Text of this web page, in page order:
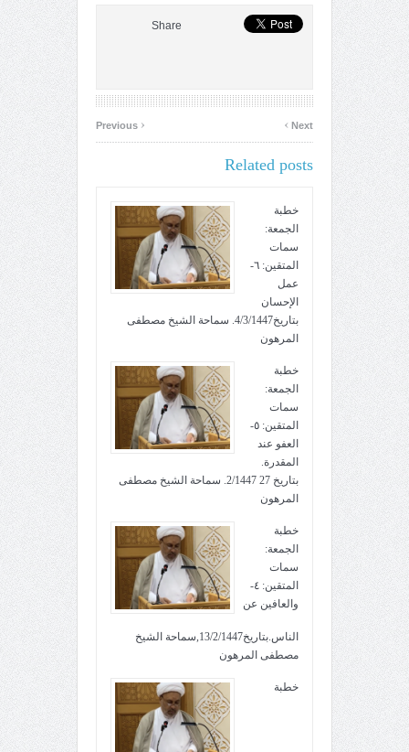
Share
‹ Next
›
Related posts
خطبة
الجمعة:
سمات
المتقين: ٦-
عمل
الإحسان
بتاريخ4/3/1447. سماحة الشيخ مصطفى
المرهون
خطبة
الجمعة:
سمات
المتقين: ٥-
العفو عند
المقدرة.
بتاريخ 27 2/1447. سماحة الشيخ مصطفى
المرهون
خطبة
الجمعة:
سمات
المتقين: ٤-
والعافين عن
الناس.بتاريخ13/2/1447,سماحة الشيخ
مصطفى المرهون
خطبة